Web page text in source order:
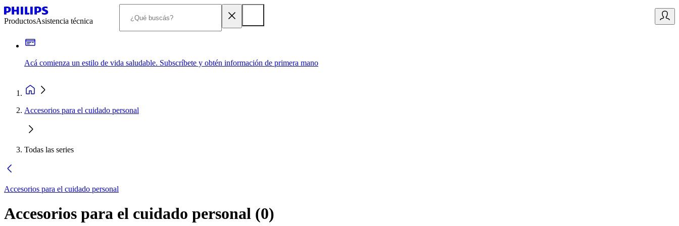
ProductosAsistencia técnica
Acá comienza un estilo de vida saludable. Subscríbete y obtén información de primera mano
Accesorios para el cuidado personal
Todas las series
Accesorios para el cuidado personal
Accesorios para el cuidado personal (0)